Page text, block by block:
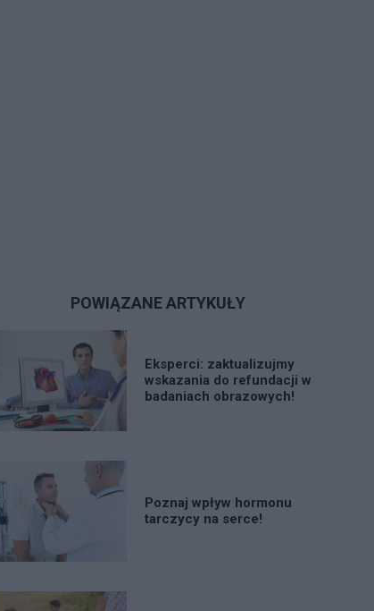
POWIĄZANE ARTYKUŁY
Eksperci: zaktualizujmy
wskazania do refundacji w
badaniach obrazowych!
Poznaj wpływ hormonu
tarczycy na serce!